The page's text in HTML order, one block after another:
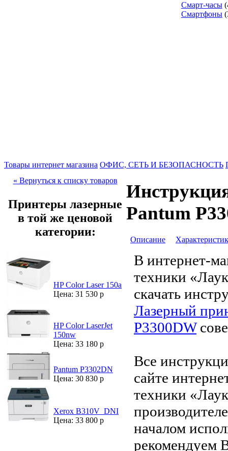
Смарт-часы
Смартфоны
Товары интернет магазина ОФИС, СЕТЬ И БЕЗОПАСНОСТЬ
« Вернуться к списку товаров
Принтеры лазерные
в той же ценовой
категории:
HP Color Laser 150a
Цена: 31 530 р
HP Color LaserJet
150nw
Цена: 33 180 р
Pantum P3302DN
Цена: 30 830 р
Xerox B310V_DNI
Цена: 33 800 р
Pantum
Описание
В интернет-
техники
скачать
Лазерный
P3300DW
Все
сайте
техники
началом
рекомендуем